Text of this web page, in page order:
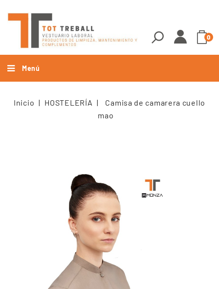
0
Menú
Inicio HOSTELERÍA
Camisa de camarera cuello
mao